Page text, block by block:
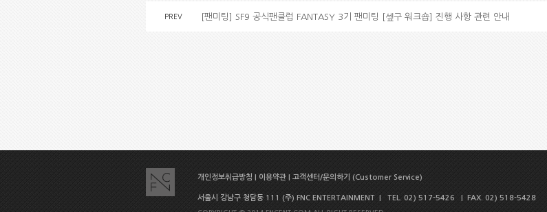
PREV [팬미팅] SF9 공식팬클럽 FANTASY 3기 팬미팅 [셒구 워크숍] 진행 사항 관련 안내
개인정보취급방침 이용약관 고객센터/문의하기 (Customer Service)
서울시 강남구 청담동 111 (주) FNC ENTERTAINMENT | TEL. 02) 517-5426 | FAX. 02) 518-5428